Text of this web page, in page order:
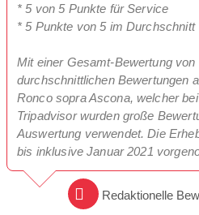
* 5 von 5 Punkte für Service
* 5 Punkte von 5 im Durchschnitt
Mit einer Gesamt-Bewertung
durchschnittlichen Bewertungen
Ronco sopra Ascona, welcher
Tripadvisor wurden große
Auswertung verwendet. Die
bis inklusive Januar 2021
Redaktionelle